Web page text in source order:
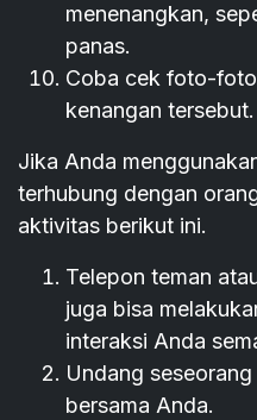
menenangkan,
panas.
Coba cek foto-
kenangan tersebut.
Jika Anda
terhubung dengan
aktivitas berikut ini.
Telepon teman
juga bisa
interaksi Anda
Undang
bersama Anda.